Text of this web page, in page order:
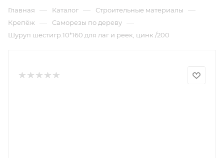
Главная — Каталог — Строительные материалы —
Крепёж — Саморезы по дереву —
Шуруп шестигр.10*160 для лаг и реек, цинк /200